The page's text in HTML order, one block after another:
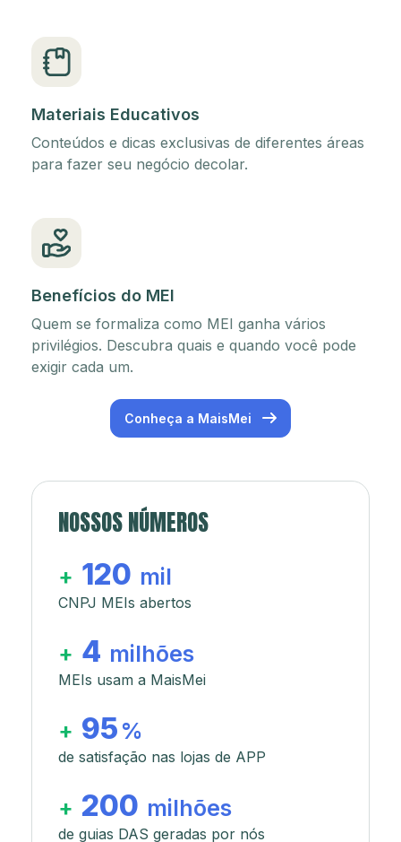
Materiais Educativos
Conteúdos e dicas exclusivas de diferentes áreas
para fazer seu negócio decolar.
Benefícios do MEI
Quem se formaliza como MEI ganha vários
privilégios. Descubra quais e quando você pode
exigir cada um.
Conheça a MaisMei
NOSSOS NÚMEROS
+ 120 mil
CNPJ MEIs abertos
+ 4 milhões
MEIs usam a MaisMei
+ 95 %
de satisfação nas lojas de APP
+ 200 milhões
de guias DAS geradas por nós